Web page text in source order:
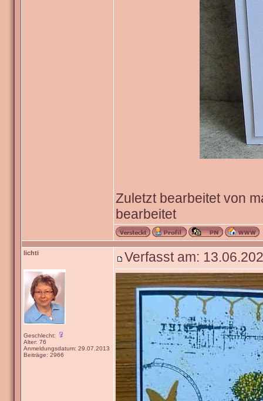
Zuletzt bearbeitet von
bearbeitet
lichti
Geschlecht:
Alter: 76
Anmeldungsdatum: 29.07.2013
Beiträge: 2966
Verfasst am: